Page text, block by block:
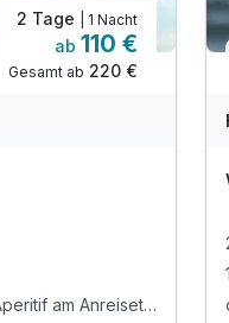
2 Tage | 1 Nacht
ab 110 €
Gesamt ab 220 €
1 x 3-Gang Abendmenü inkl. Aperitif am Anreisetag